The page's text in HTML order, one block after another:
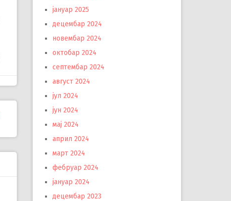
јануар 2025
децембар 2024
новембар 2024
октобар 2024
септембар 2024
август 2024
јул 2024
јун 2024
мај 2024
април 2024
март 2024
фебруар 2024
јануар 2024
децембар 2023